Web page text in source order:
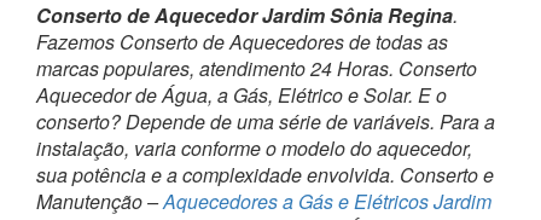
Conserto de Aquecedor Jardim Sônia Regina.
Fazemos Conserto de Aquecedores de todas as
marcas populares, atendimento 24 Horas. Conserto
Aquecedor de Água, a Gás, Elétrico e Solar. E o
conserto? Depende de uma série de variáveis. Para a
instalação, varia conforme o modelo do aquecedor,
sua potência e a complexidade envolvida. Conserto e
Manutenção –Aquecedores a Gás e Elétricos Jardim